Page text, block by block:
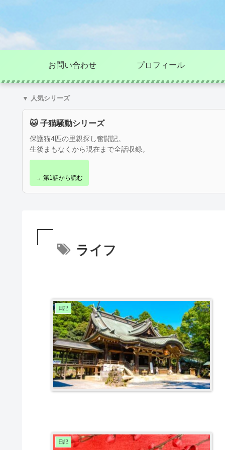
お問い合わせ プロフィール
▼ 人気シリーズ
🐱 子猫騒動シリーズ
保護猫4匹の里親探し奮闘記。
生後まもなくから現在まで全話収録。
→ 第1話から読む
ライフ
日記
日記